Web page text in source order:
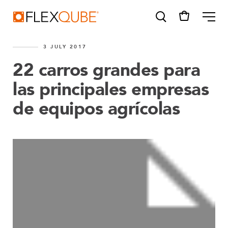
SUGGESTIONS
Tugger cart
Find a sales person
3 JULY 2017
22 carros grandes para
las principales empresas
de equipos agrícolas